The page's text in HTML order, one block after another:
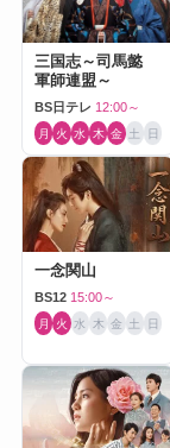
三国志～司馬懿
軍師連盟～
BS日テレ 12:00～
月 火 水 木 金 土 日
一念関山
BS12 15:00～
月 火 水 木 金 土 日